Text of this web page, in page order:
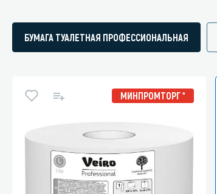
БУМАГА ТУАЛЕТНАЯ ПРОФЕССИОНАЛЬНАЯ
МИНПРОМТОРГ *